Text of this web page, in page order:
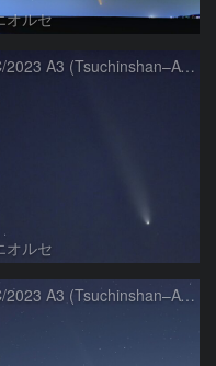
オルセ
C/2023 A3 (Tsuchinshan–ATLAS)
オルセ
C/2023 A3 (Tsuchinshan–ATLAS)